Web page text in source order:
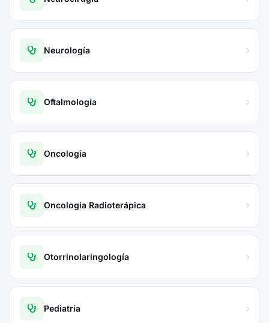
Neurología
Oftalmología
Oncología
Oncología Radioterápica
Otorrinolaringología
Pediatría